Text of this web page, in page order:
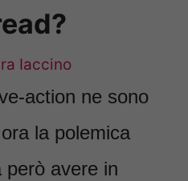
Iaccino
action ne sono
la polemica
però avere in